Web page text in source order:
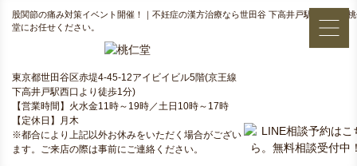
股関節の痛み対策イベント開催！｜不妊症の漢方治療なら世田谷 下高井戸駅すぐ側の
堂にお任せください。
東京都世田谷区赤堤4-45-12アイビイビル5階(京王線
下高井戸駅西口より徒歩1分)
【営業時間】火水金11時～19時／土日10時～17時
【定休日】月木
※都合により上記以外お休みをいただく場合がござい
ます。ご来店の際は事前にご連絡ください。